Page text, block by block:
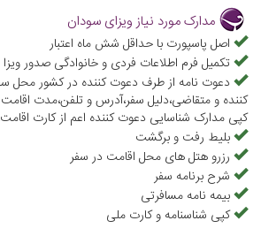
شرایط اخذ ویزای سودان راهنمایی کنند.
از جمله مدارکی که جهت دریافت ویزای سودان باید
دهید عبارت‌اند از:
1.
اصل پاسپورت با اعتبار حداقل 1 سال
2.
اصل و کپی کارت ملی و شناسنامه
3.
قطعه عکس رنگی 6 در 4 با پس زمینه سفید
4.
گواهی اشتغال به کار و با جواز کسب یا ثبت
تحصیل، گواهی بازنشستگی
5.
نامه تمکن مالی و گردش 3 ماه آخر حساب بانکی
مدارک مورد نیاز ویزای سودان
اصل پاسپورت با حداقل شش ماه اعتبار
تکمیل فرم اطلاعات فردی و خانوادگی صدور ویزا
دعوت نامه از طرف دعوت کننده در کشور محل
کننده و متقاضی،دلیل سفر،آدرس و تلفن،مدت اقامت
کپی مدارک شناسایی دعوت کننده اعم از کارت
بلیط رفت و برگشت
رزرو هتل های محل اقامت در سفر
شرح برنامه سفر
بیمه نامه مسافرتی
کپی شناسنامه و کارت ملی